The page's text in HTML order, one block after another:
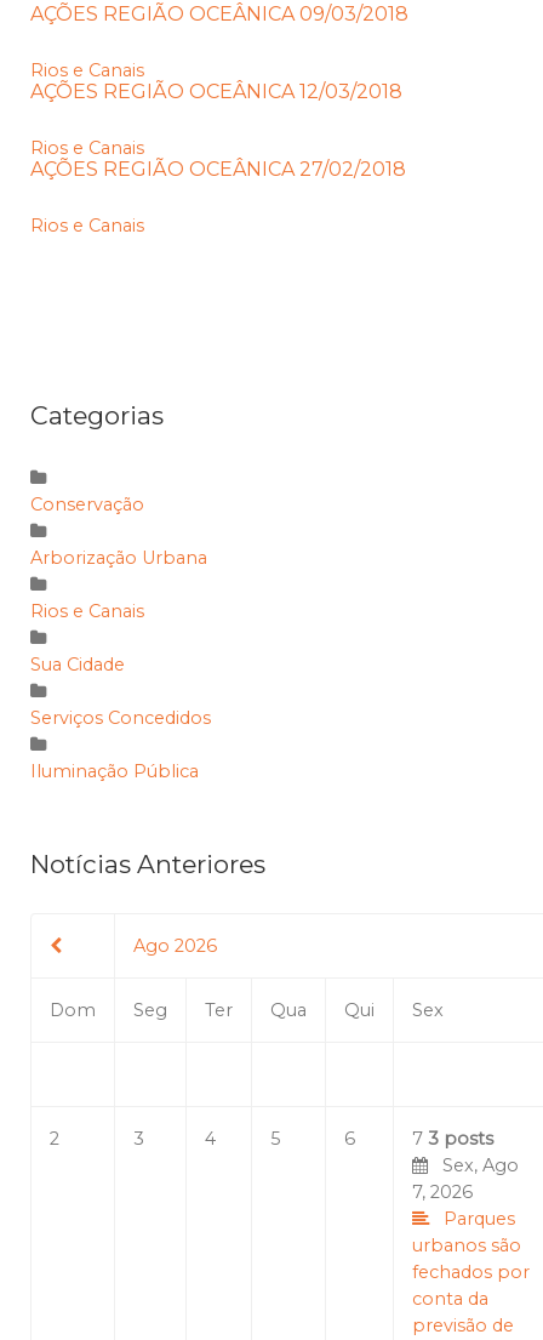
AÇÕES REGIÃO OCEÂNICA 09/03/2018
Rios e Canais
AÇÕES REGIÃO OCEÂNICA 12/03/2018
Rios e Canais
AÇÕES REGIÃO OCEÂNICA 27/02/2018
Rios e Canais
Categorias
Conservação
Arborização Urbana
Rios e Canais
Sua Cidade
Serviços Concedidos
Iluminação Pública
Notícias Anteriores
Ago 2026
Dom Seg Ter Qua Qui Sex
2 3 4 5 6 7 3 posts
Sex, Ago
7, 2026
Parques
urbanos são
fechados por
conta da
previsão de